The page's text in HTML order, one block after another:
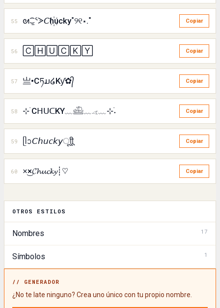
55 ᘛ⁐̤ᕐᐷ𝘊h꙰ucky˚୨୧⋆.˚ Copiar
56 🄲🄷🅄🄲🄺🅈 Copiar
57 亗•Cཏມ໒Kƴ✿᭄ Copiar
58 ⊹ ࣪CᕼᑌᑕKY﹏𓊝﹏𓂁﹏⊹࣪˖ Copiar
59 ᥫᩣ𝘊𝘩𝘶𝘤𝘬𝘺ㅤूाीू Copiar
60 ×͜×𝓒𝓱𝓾𝓬𝓴𝔂┊♡ Copiar
OTROS ESTILOS
Nombres 17
Símbolos 1
// GENERADOR
¿No te late ninguno? Crea uno único con tu propio nombre.